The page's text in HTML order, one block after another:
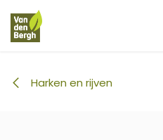
Overslaan naar inhoud
Harken en rijven